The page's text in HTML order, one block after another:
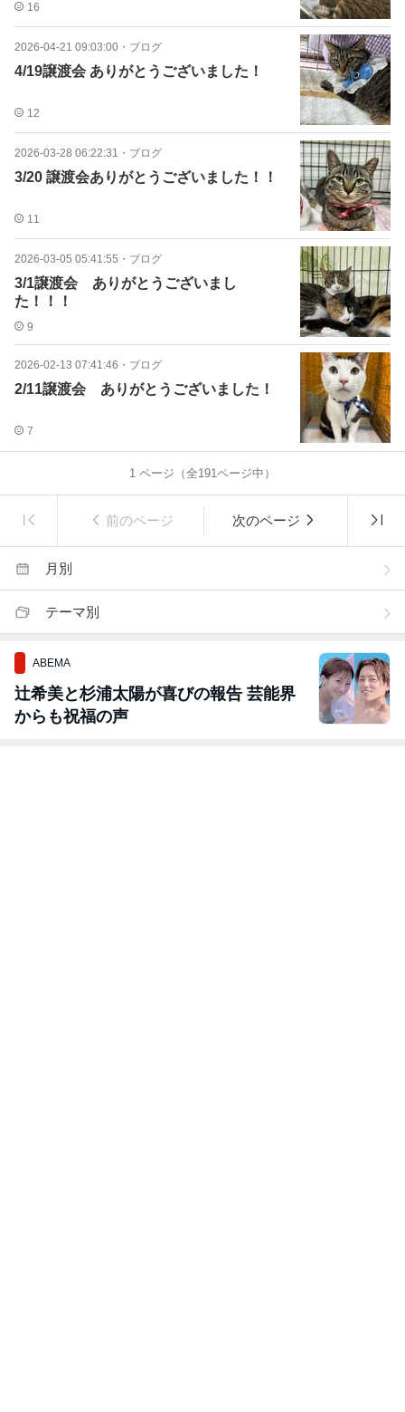
16
2026-04-21 09:03:00 ・ ブログ
4/19譲渡会 ありがとうございました！
12
2026-03-28 06:22:31 ・ ブログ
3/20 譲渡会ありがとうございました！！
11
2026-03-05 05:41:55 ・ ブログ
3/1譲渡会 ありがとうございまし
た！！！
9
2026-02-13 07:41:46 ・ ブログ
2/11譲渡会 ありがとうございました！
7
1 ページ（全191ページ中）
前のページ 次のページ
月別
テーマ別
ABEMA
辻希美と杉浦太陽が喜びの報告 芸能界
からも祝福の声